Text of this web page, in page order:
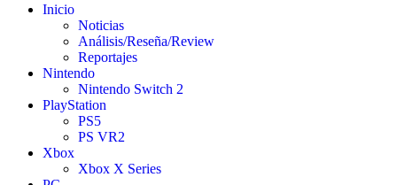
Inicio
Noticias
Análisis/Reseña/Review
Reportajes
Nintendo
Nintendo Switch 2
PlayStation
PS5
PS VR2
Xbox
Xbox X Series